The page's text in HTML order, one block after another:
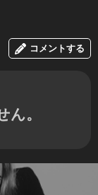
コメントする
。